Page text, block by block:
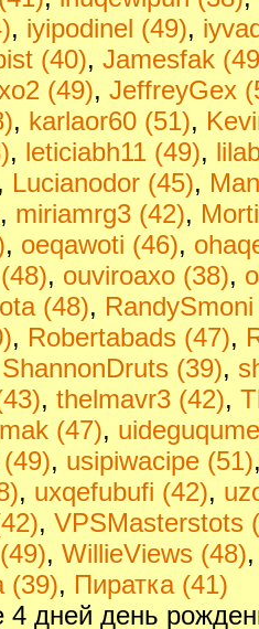
, iyipodinel (49),
(40), Jamesfak
(49), JeffreyGex
, karlaor60 (51),
, leticiabh11 (49),
, Lucianodor (45),
, miriamrg3 (42),
, oeqawoti (46),
, ouviroaxo (38),
(48),
, Robertabads (47),
ShannonDruts (39),
, thelmavr3 (42),
(47),
, usipiwacipe (51)
, uxqefubufi (42),
, VPSMasterstots
, WillieViews (48)
(39), Пиратка (41)
дней день